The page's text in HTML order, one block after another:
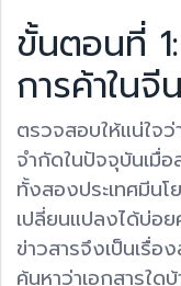
ขั้นตอนที่
การค้าในจี
ตรวจสอบให้แน่ใจ
จำกัดในปัจจุบันเมื่อ
ทั้งสองประเทศมีน
เปลี่ยนแปลงได้บ่อ
ข่าวสารจึงเป็นเรื่อ
ค้นหาว่าเอกสารใ